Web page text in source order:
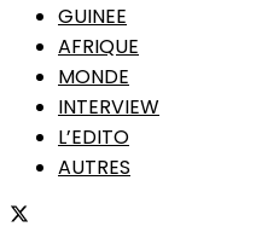
GUINEE
AFRIQUE
MONDE
INTERVIEW
L’EDITO
AUTRES